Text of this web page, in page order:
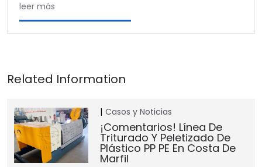
leer más
Casos y Noticias
¡Comentarios! Línea De
Triturado Y Peletizado De
Plástico PP PE En Costa De
Marfil